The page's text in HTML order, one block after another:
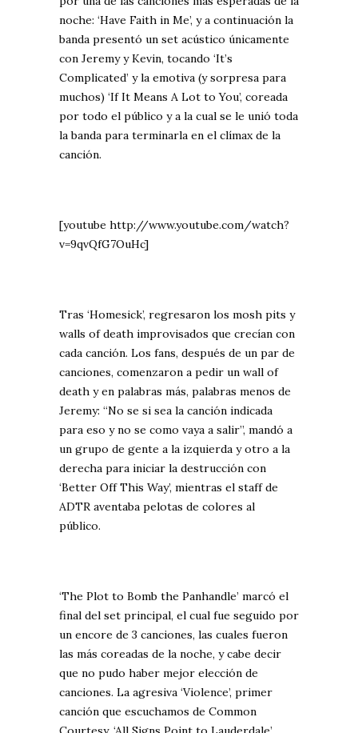
noche: ‘Have Faith in Me’, y a continuación la
banda presentó un set acústico únicamente
con Jeremy y Kevin, tocando ‘It’s
Complicated’ y la emotiva (y sorpresa para
muchos) ‘If It Means A Lot to You’, coreada
por todo el público y a la cual se le unió toda
la banda para terminarla en el clímax de la
canción.
[youtube http://www.youtube.com/watch?
v=9qvQfG7OuHc]
Tras ‘Homesick’, regresaron los mosh pits y
walls of death improvisados que crecían con
cada canción. Los fans, después de un par de
canciones, comenzaron a pedir un wall of
death y en palabras más, palabras menos de
Jeremy: “No se si sea la canción indicada
para eso y no se como vaya a salir”, mandó a
un grupo de gente a la izquierda y otro a la
derecha para iniciar la destrucción con
‘Better Off This Way’, mientras el staff de
ADTR aventaba pelotas de colores al
público.
‘The Plot to Bomb the Panhandle’ marcó el
final del set principal, el cual fue seguido por
un encore de 3 canciones, las cuales fueron
las más coreadas de la noche, y cabe decir
que no pudo haber mejor elección de
canciones. La agresiva ‘Violence’, primer
canción que escuchamos de Common